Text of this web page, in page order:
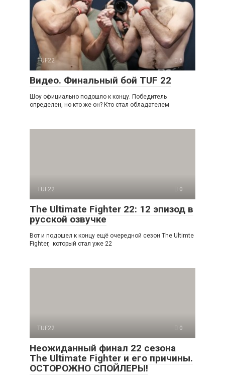
TUF22 5
Видео. Финальный бой TUF 22
Шоу официально подошло к концу. Победитель
определен, но кто же он? Кто стал обладателем
TUF22 0
The Ultimate Fighter 22: 12 эпизод в
русской озвучке
Вот и подошел к концу ещё очередной сезон The Ultimte
Fighter, который стал уже 22
TUF22 0
Неожиданный финал 22 сезона
The Ultimate Fighter и его причины.
ОСТОРОЖНО СПОЙЛЕРЫ!